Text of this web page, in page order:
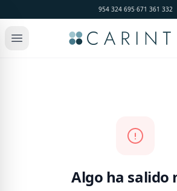
954 324 695·671 361 332
Algo ha salido